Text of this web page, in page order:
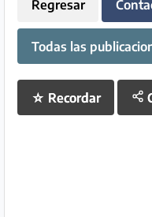
Regresar
Todas las
☆ Recordar